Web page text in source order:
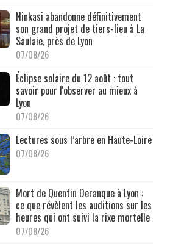
Ninkasi abandonne définitivement
son grand projet de tiers-lieu à La
Saulaie, près de Lyon
07/08/26
Éclipse solaire du 12 août : tout
savoir pour l'observer au mieux à
Lyon
07/08/26
Lectures sous l’arbre en Haute-Loire
07/08/26
Mort de Quentin Deranque à Lyon :
ce que révèlent les auditions sur les
heures qui ont suivi la rixe mortelle
07/08/26